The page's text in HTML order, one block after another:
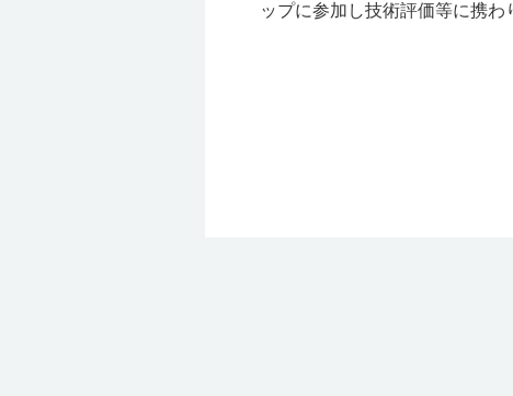
ップに参加し技術評価等に携わ